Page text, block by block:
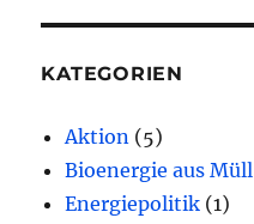
KATEGORIEN
Aktion (5)
Bioenergie aus Müll
Energiepolitik (1)